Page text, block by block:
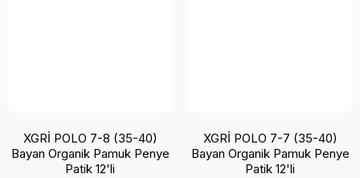
XGRİ POLO 7-8 (35-40)
Bayan Organik Pamuk Penye
Patik 12'li
XGRİ POLO 7-7 (35-40)
Bayan Organik Pamuk Penye
Patik 12'li